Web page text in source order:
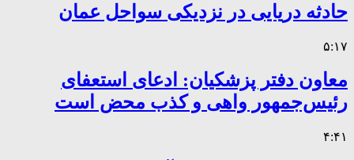
حادثه دریایی در نزدیکی سواحل عمان
۵:۱۷
معاون دفتر پزشکیان: ادعای استعفای
رئیس‌جمهور واهی و کذب محض است
۴:۴۱